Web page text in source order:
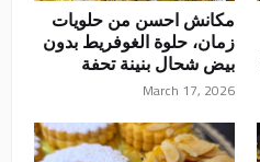
مكانش احسن من حلويات
زمان، حلوة الغوفريط بدون
بيض شحال بنينة تحفة
March 17, 2026